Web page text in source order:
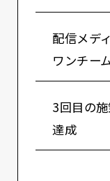
配信メデ
ワンチー
3回目の
達成